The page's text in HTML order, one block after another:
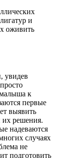
и
оживить
увидев
к
первые
выявить
решения.
надеваются
случаях
не
подготовить